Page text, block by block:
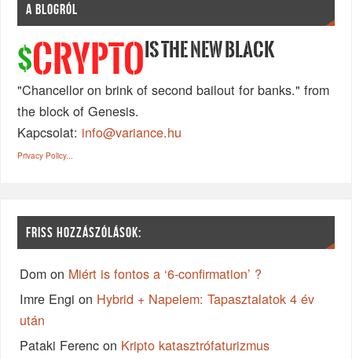
A BLOGRÓL
$CRYPTO IS THE NEW BLACK
"Chancellor on brink of second bailout for banks." from
the block of Genesis.
Kapcsolat: info@variance.hu
Privacy Policy...
FRISS HOZZÁSZÓLÁSOK:
Dom on Miért is fontos a ‘6-confirmation’ ?
Imre Engi on Hybrid + Napelem: Tapasztalatok 4 év
után
Pataki Ferenc on Kripto katasztrófaturizmus